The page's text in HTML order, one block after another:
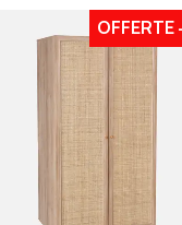
OFFERTE